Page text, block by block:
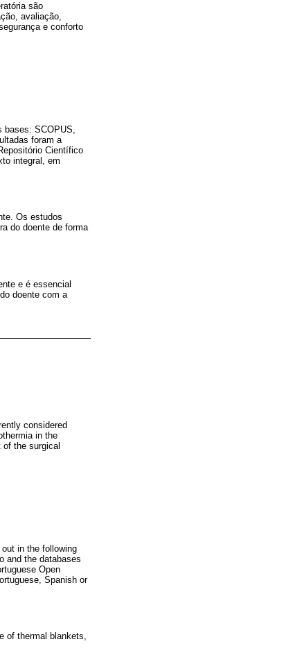
são
avaliação,
e conforto
SCOPUS,
foram a
Científico
integral, em
Os estudos
do doente de forma
e é essencial
doente com a
considered
in the
the surgical
in the following
and the databases
Open
Spanish or
of thermal blankets,